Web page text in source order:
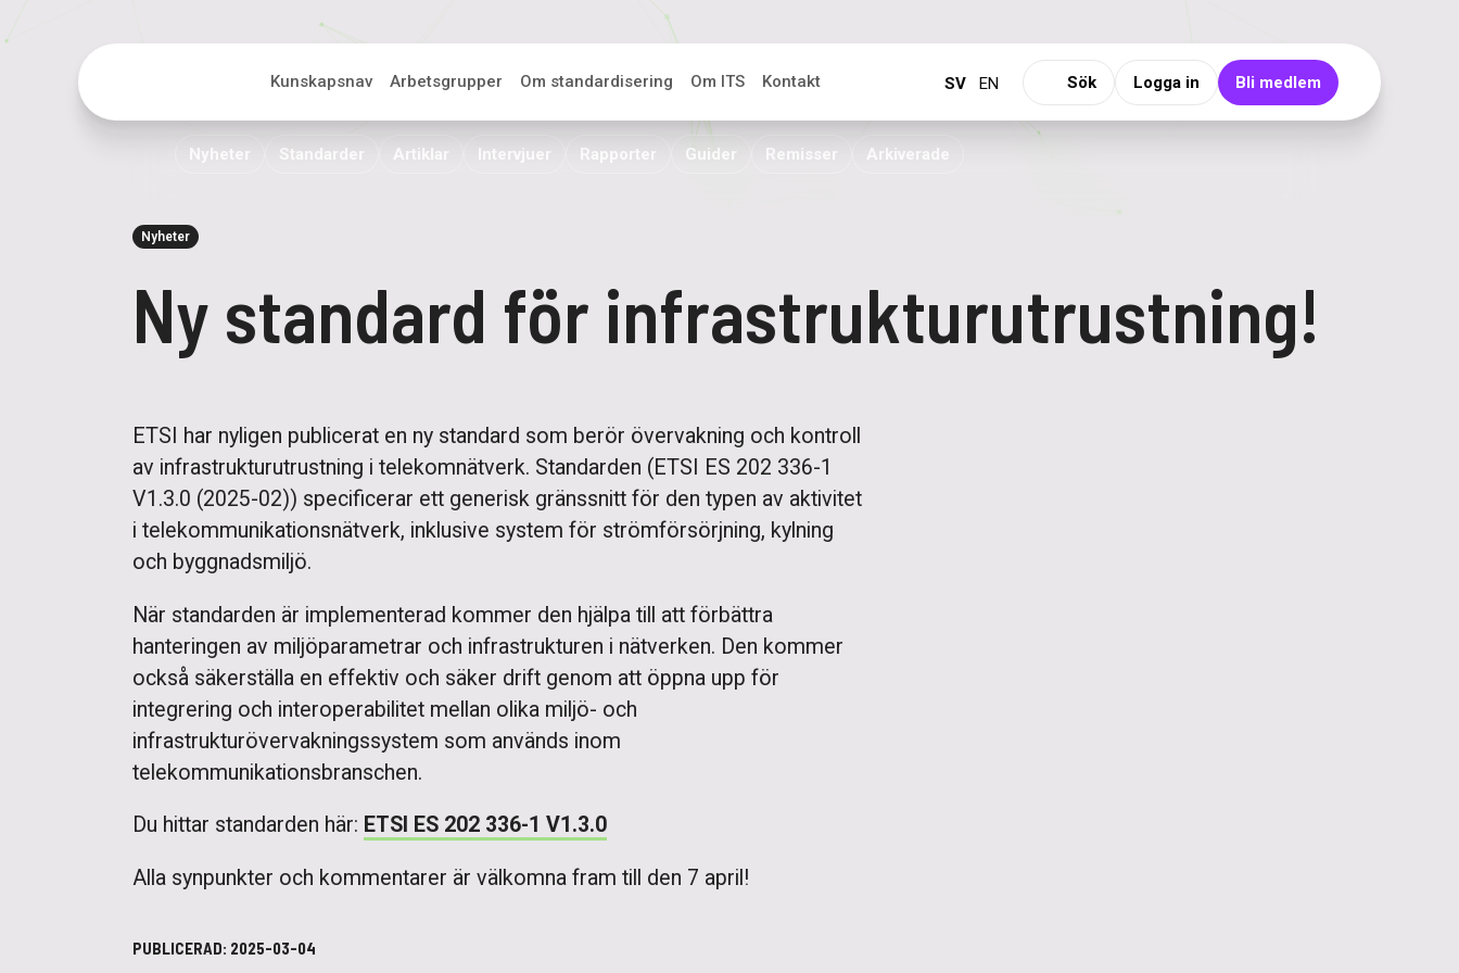
Kunskapsnav Arbetsgrupper Om standardisering Om ITS Kontakt EN
SV Sök Logga in Bli medlem
Nyheter Standarder Artiklar Intervjuer Rapporter Guider Remisser Arkiverade
Nyheter
Ny standard för infrastrukturutrustning!
ETSI har nyligen publicerat en ny standard som berör övervakning och kontroll
av infrastrukturutrustning i telekomnätverk. Standarden (ETSI ES 202 336-1
V1.3.0 (2025-02)) specificerar ett generisk gränssnitt för den typen av aktivitet
i telekommunikationsnätverk, inklusive system för strömförsörjning, kylning
och byggnadsmiljö.
När standarden är implementerad kommer den hjälpa till att förbättra
hanteringen av miljöparametrar och infrastrukturen i nätverken. Den kommer
också säkerställa en effektiv och säker drift genom att öppna upp för
integrering och interoperabilitet mellan olika miljö- och
infrastrukturövervakningssystem som används inom
telekommunikationsbranschen.
Du hittar standarden här: ETSI ES 202 336-1 V1.3.0
Alla synpunkter och kommentarer är välkomna fram till den 7 april!
PUBLICERAD: 2025-03-04